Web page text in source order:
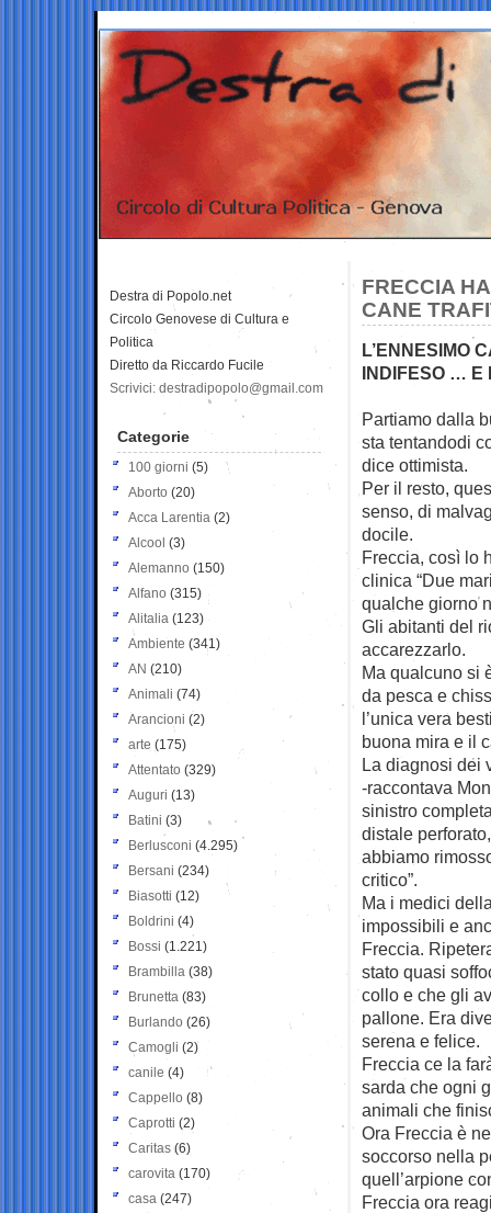
FRECCIA
CANE
L’ENNESIMO
INDIFESO … E
Partiamo dalla
sta tentandodi
dice ottimista.
Per il resto,
senso, di
docile.
Freccia, così lo
clinica “Due
qualche giorno
Gli abitanti del
accarezzarlo.
Ma qualcuno si
da pesca e
l’unica vera
buona mira e il
La diagnosi dei
-raccontava
sinistro
distale
abbiamo
critico”.
Ma i medici
impossibili e
Freccia.
stato quasi
collo e che gli
pallone. Era
serena e felice.
Freccia ce la
sarda che ogni
animali che
Ora Freccia è
soccorso nella
quell’arpione
Freccia ora
Destra di Popolo.net
Circolo Genovese di Cultura e
Politica
Diretto da Riccardo Fucile
Scrivici: destradipopolo@gmail.com
Categorie
100 giorni (5)
Aborto (20)
Acca Larentia (2)
Alcool (3)
Alemanno (150)
Alfano (315)
Alitalia (123)
Ambiente (341)
AN (210)
Animali (74)
Arancioni (2)
arte (175)
Attentato (329)
Auguri (13)
Batini (3)
Berlusconi (4.295)
Bersani (234)
Biasotti (12)
Boldrini (4)
Bossi (1.221)
Brambilla (38)
Brunetta (83)
Burlando (26)
Camogli (2)
canile (4)
Cappello (8)
Caprotti (2)
Caritas (6)
carovita (170)
casa (247)